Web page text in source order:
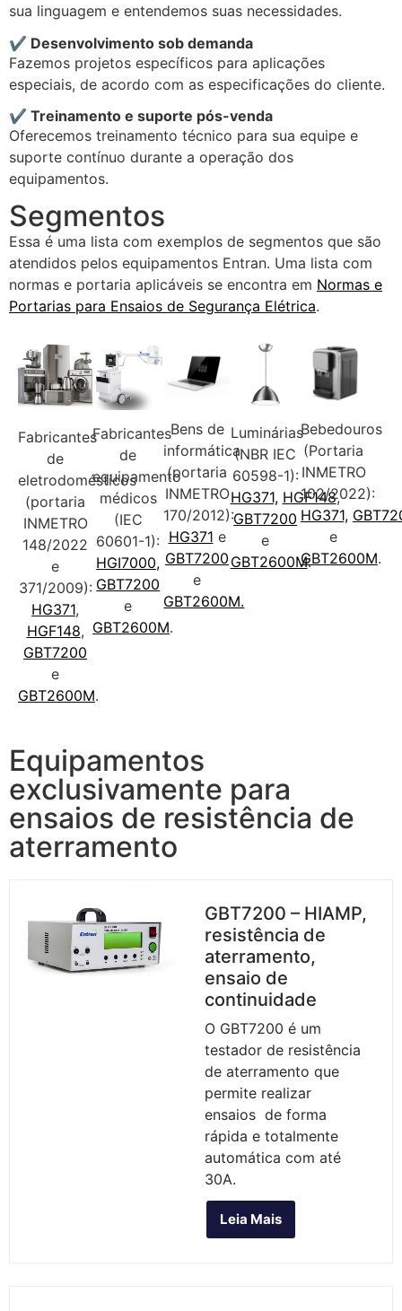
sua linguagem e entendemos suas necessidades.
✔ Desenvolvimento sob demanda
Fazemos projetos específicos para aplicações
especiais, de acordo com as especificações do cliente.
✔ Treinamento e suporte pós-venda
Oferecemos treinamento técnico para sua equipe e
suporte contínuo durante a operação dos
equipamentos.
Segmentos
Essa é uma lista com exemplos de segmentos que são
atendidos pelos equipamentos Entran. Uma lista com
normas e portaria aplicáveis se encontra em Normas e
Portarias para Ensaios de Segurança Elétrica.
Fabricantes
de
eletrodomésticos
(portaria
INMETRO
148/2022
e
371/2009):
HG371,
HGF148,
GBT7200
e
GBT2600M.
Fabricantes
de
equipamento
médicos
(IEC
60601-1):
HGI7000,
GBT7200
e
GBT2600M.
Bens de
informática
(portaria
INMETRO
170/2012):
HG371 e
GBT7200
e
GBT2600M.
Luminárias
(NBR IEC
60598-1):
HG371, HGF148,
GBT7200
e
GBT2600M.
Bebedouros
(Portaria
INMETRO
102/2022):
HG371,
e
GBT2600M.
Equipamentos
exclusivamente para
ensaios de resistência de
aterramento
GBT7200 – HIAMP,
resistência de
aterramento,
ensaio de
continuidade
O GBT7200 é um
testador de resistência
de aterramento que
permite realizar
ensaios de forma
rápida e totalmente
automática com até
30A.
Leia Mais